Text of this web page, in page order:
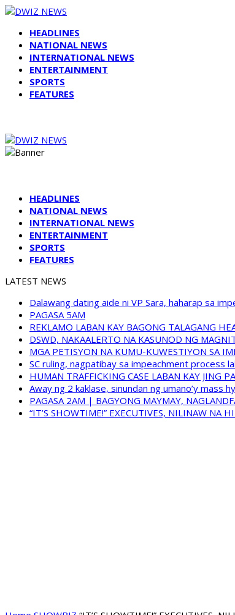
HEADLINES
NATIONAL NEWS
INTERNATIONAL NEWS
ENTERTAINMENT
SPORTS
FEATURES
HEADLINES
NATIONAL NEWS
INTERNATIONAL NEWS
ENTERTAINMENT
SPORTS
FEATURES
LATEST NEWS
Dalawang dating aide ni VP Sara, haharap sa
PAGASA 5AM
REKLAMO LABAN KAY BAGONG TALAGANG
DSWD, NAKAALERTO NA KASUNOD NG
MGA PETISYON NA KUMU-KUWESTIYON SA
SC ruling, nagpatibay sa impeachment process
HUMAN TRAFFICKING CASE LABAN KAY JING
Away ng 2 kaklase, sinundan ng umano’y mass
PAGASA 2AM | BAGYONG MAYMAY,
“IT’S SHOWTIME!” EXECUTIVES, NILINAW NA